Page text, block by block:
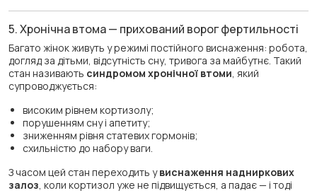
5. Хронічна втома — прихований ворог фертильності
Багато жінок живуть у режимі постійного виснаження: робота,
догляд за дітьми, відсутність сну, тривога за майбутнє. Такий
стан називають синдромом хронічної втоми , який
супроводжується:
високим рівнем кортизолу;
порушенням сну і апетиту;
зниженням рівня статевих гормонів;
схильністю до набору ваги.
З часом цей стан переходить увиснаження надниркових
залоз , коли кортизол уже не підвищується, а падає — і тоді